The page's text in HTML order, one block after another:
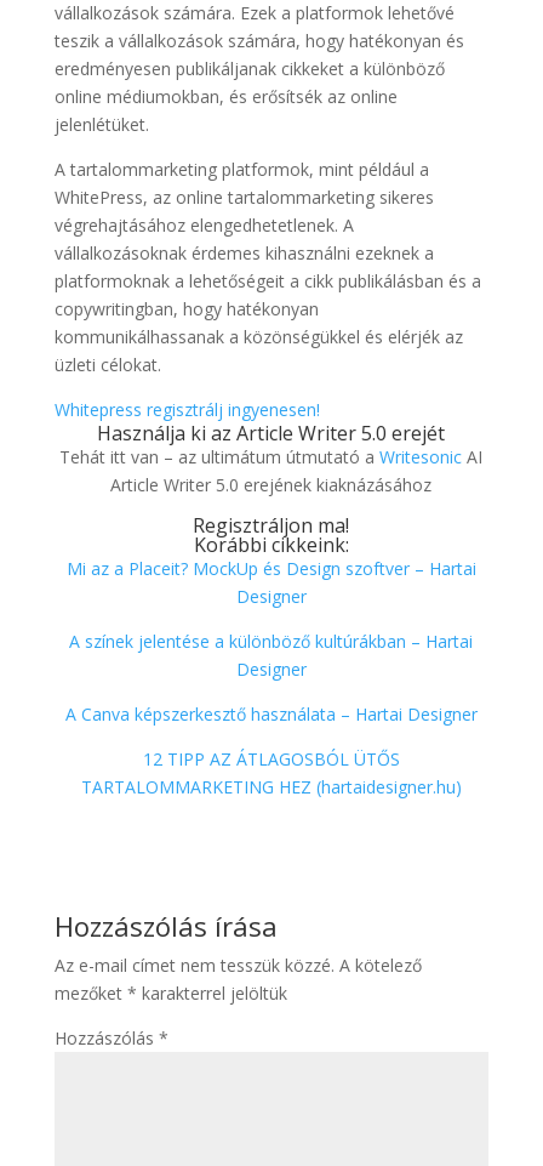
vállalkozások számára. Ezek a platformok lehetővé
teszik a vállalkozások számára, hogy hatékonyan és
eredményesen publikáljanak cikkeket a különböző
online médiumokban, és erősítsék az online
jelenlétüket.
A tartalommarketing platformok, mint például a
WhitePress, az online tartalommarketing sikeres
végrehajtásához elengedhetetlenek. A
vállalkozásoknak érdemes kihasználni ezeknek a
platformoknak a lehetőségeit a cikk publikálásban és a
copywritingban, hogy hatékonyan
kommunikálhassanak a közönségükkel és elérjék az
üzleti célokat.
Whitepress regisztrálj ingyenesen!
Használja ki az Article Writer 5.0 erejét
Tehát itt van – az ultimátum útmutató aWritesonic AI
Article Writer 5.0 erejének kiaknázásához
Regisztráljon ma!
Korábbi cikkeink:
Mi az a Placeit? MockUp és Design szoftver – Hartai
Designer
A színek jelentése a különböző kultúrákban – Hartai
Designer
A Canva képszerkesztő használata – Hartai Designer
12 TIPP AZ ÁTLAGOSBÓL ÜTŐS
TARTALOMMARKETING HEZ (hartaidesigner.hu)
Hozzászólás írása
Az e-mail címet nem tesszük közzé. A kötelező
mezőket * karakterrel jelöltük
Hozzászólás *